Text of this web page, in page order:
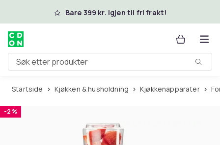
Hopp til hovedinnholdBare 399 kr. igjen til fri frakt!
Søk etter produkter
Startside Kjøkken & husholdning Kjøkkenapparater
-2 %